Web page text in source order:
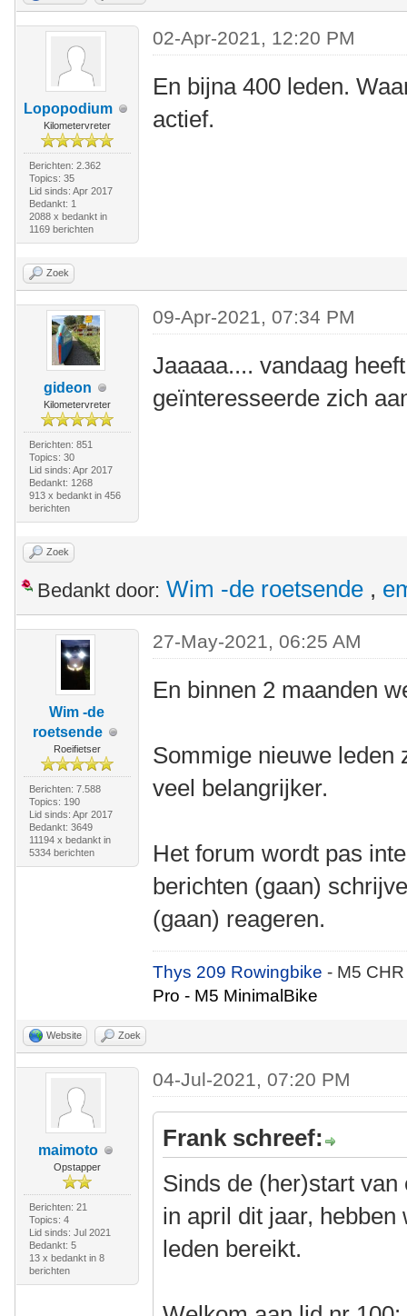
Lopopodium
Kilometervreter
Berichten: 2.362
Topics: 35
Lid sinds: Apr 2017
Bedankt: 1
2088 x bedankt in
1169 berichten
02-Apr-2021, 12:20 PM
En bijna 400 leden.
actief.
Zoek
gideon
Kilometervreter
Berichten: 851
Topics: 30
Lid sinds: Apr 2017
Bedankt: 1268
913 x bedankt in 456
berichten
09-Apr-2021, 07:34 PM
Jaaaaa.... vandaag
geïnteresseerde zich
Zoek
Bedankt door: Wim -de roetsende ,
Wim -de
roetsende
Roeifietser
Berichten: 7.588
Topics: 190
Lid sinds: Apr 2017
Bedankt: 3649
11194 x bedankt in
5334 berichten
27-May-2021, 06:25 AM
En binnen 2 maanden
Sommige nieuwe leden
veel belangrijker.
Het forum wordt pas
berichten (gaan)
(gaan) reageren.
Thys 209 Rowingbike- M5
Pro - M5 MinimalBike
Website Zoek
maimoto
Opstapper
Berichten: 21
Topics: 4
Lid sinds: Jul 2021
Bedankt: 5
13 x bedankt in 8
berichten
04-Jul-2021, 07:20 PM
Frank schreef:
Sinds de (her)start
in april dit jaar, hebben
leden bereikt.